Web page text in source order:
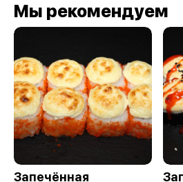
Мы рекомендуем
Запечённая